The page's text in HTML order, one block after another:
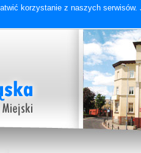
korzystanie z naszych